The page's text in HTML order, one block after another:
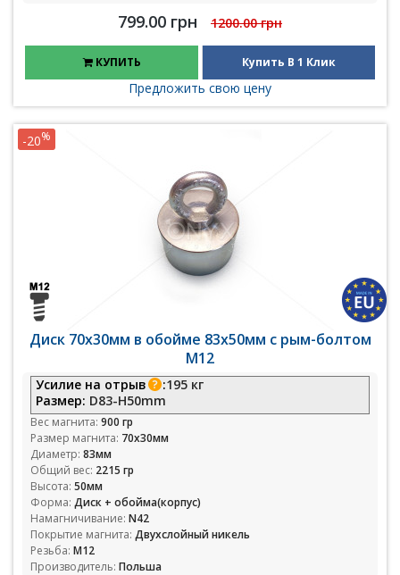
799.00 грн 1200.00 грн
КУПИТЬ Купить В 1 Клик
Предложить свою цену
Диск 70х30мм в обойме 83х50мм с рым-болтом
М12
Усилие на отрыв :195 кг
Размер: D83-H50mm
Вес магнита: 900 гр
Размер магнита: 70х30мм
Диаметр: 83мм
Общий вес: 2215 гр
Высота: 50мм
Форма: Диск + обойма(корпус)
Намагничивание: N42
Покрытие магнита: Двухслойный никель
Резьба: М12
Производитель: Польша
-20%